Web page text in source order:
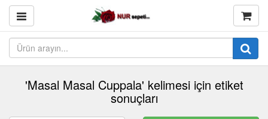
'Masal Masal Cuppala' kelimesi için etiket
sonuçları